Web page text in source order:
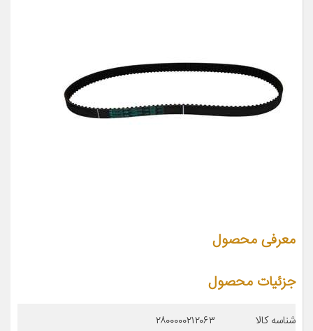
معرفی محصول
جزئیات محصول
شناسه کالا ۲۸۰۰۰۰۰۲۱۲۰۶۳